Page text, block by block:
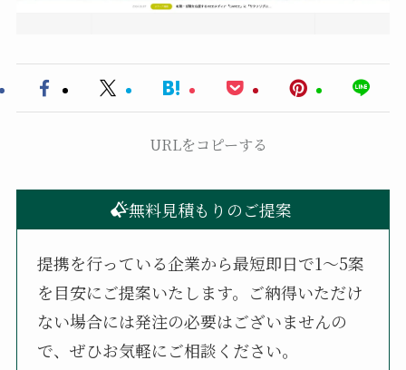
URLをコピーする
無料見積もりのご提案
提携を行っている企業から最短即日で1〜5案
を目安にご提案いたします。ご納得いただけ
ない場合には発注の必要はございませんの
で、ぜひお気軽にご相談ください。